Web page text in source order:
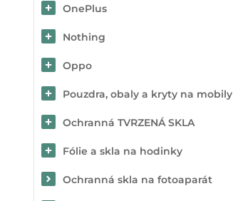
OnePlus
Nothing
Oppo
Pouzdra, obaly a kryty na mobily
Ochranná TVRZENÁ SKLA
Fólie a skla na hodinky
Ochranná skla na fotoaparát